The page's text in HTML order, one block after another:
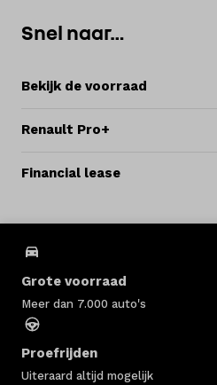
Snel naar…
Bekijk de voorraad
Renault Pro+
Financial lease
Grote voorraad
Meer dan 7.000 auto's
Proefrijden
Uiteraard altijd mogelijk